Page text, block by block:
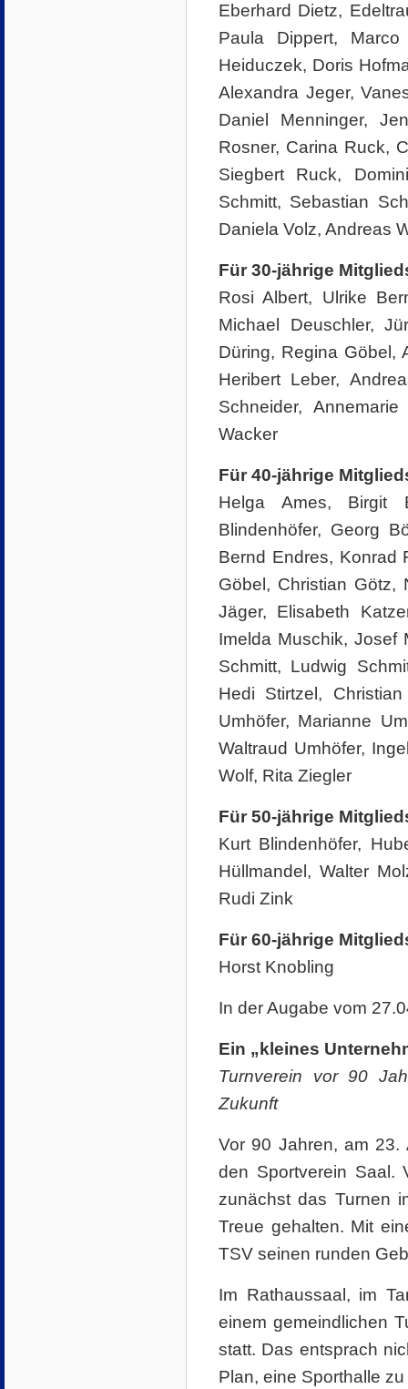
Eberhard Dietz,
Paula Dippert,
Heiduczek, Doris
Alexandra Jeger,
Daniel Menninger,
Rosner, Carina Ruck,
Siegbert Ruck,
Schmitt, Sebastian
Daniela Volz, Andreas
Für 30-jährige
Rosi Albert, Ulrike
Michael Deuschler,
Düring, Regina Göbel,
Heribert Leber,
Schneider,
Wacker
Für 40-jährige
Helga Ames, Birgit
Blindenhöfer, Georg
Bernd Endres, Konrad
Göbel, Christian Götz,
Jäger, Elisabeth
Imelda Muschik, Josef
Schmitt, Ludwig
Hedi Stirtzel,
Umhöfer, Marianne
Waltraud Umhöfer,
Wolf, Rita Ziegler
Für 50-jährige
Kurt Blindenhöfer,
Hüllmandel, Walter
Rudi Zink
Für 60-jährige
Horst Knobling
In der Augabe vom
Ein „kleines
Turnverein vor 90
Zukunft
Vor 90 Jahren, am 23.
den Sportverein Saal.
zunächst das Turnen
Treue gehalten. Mit
TSV seinen runden
Im Rathaussaal, im
einem gemeindlichen
statt. Das entsprach
Plan, eine Sporthalle